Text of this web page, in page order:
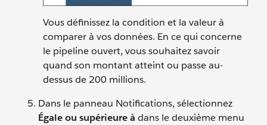
Vous définissez la condition et la valeur à
comparer à vos données. En ce qui concerne
le pipeline ouvert, vous souhaitez savoir
quand son montant atteint ou passe au-
dessus de 200 millions.
Dans le panneau Notifications, sélectionnez
Égale ou supérieure à dans le deuxième menu